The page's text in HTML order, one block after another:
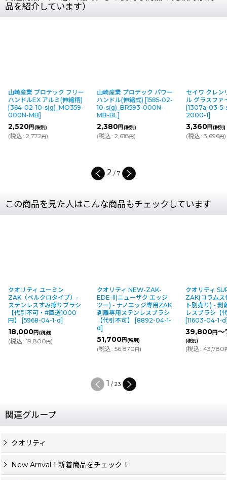
品を紹介しています）
山崎産業 プロテック フリー
ハンドルEX アルミ(伸縮柄)
[364-02-10-s(g)_MO359-
000N-MB]
2,520円(税別)
(税込: 2,772円)
山崎産業 プロテック パワー
ハンドル(伸縮式) [1585-02-
10-s(g)_BR593-000N-
MB-BL]
2,380円(税別)
(税込: 2,618円)
セイワ クレン
ル グラスファ
[1307a-03-5-
2000-1]
3,360円(税別)
(税込: 3,696円)
2 / 7
この商品を見た人はこんな商品もチェックしています
クオリティ ユーミン
ZAK（ベルクロタイプ）-
ステンレスすみ擦りブラシ
【代引不可・#直送1000
円】
[5968-04-1-d]
18,000円(税別)
(税込: 19,800円)
クオリティ NEW-ZAK-
EDE-II(ニューザク エッジ
ツー) - ナノエッジ専用ZAK
剥離専用ステンレスブラシ
【代引不可】
[8892-04-1-
d]
51,700円(税別)
(税込: 56,870円)
クオリティ
ZAK(コラムス
ト別売り) - 剥
レスブラシ【
[11603-04-1-d
39,800円
(税別)
(税込: 43,780
1 / 23
関連グループ
クオリティ
New Arrival！新着商品をチェック！